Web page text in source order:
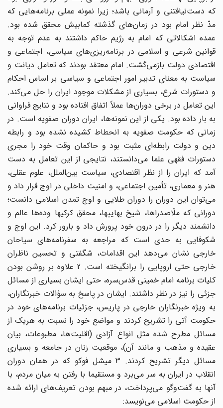
که دست‌نیافتنی و آرمانی باشد؛ زیرا نمونه عملی برنامه‌هایی که
مدّ نظر امام بود در زمان‌های گذشته کمابیش محقق شده بود.
عمده اشکالاتی که امام به رژیم حاکم داشتند به عدم توجه به
قوانین شرعی و اسلامی در برنامه‌ریزی‌های سیاسی، اجتماعی و
اقتصادی دولت بازمی‌گشت. امام معتقد بودند که تعامل دیانت و
سیاست به معنای تدبیر امور اجتماعی و سیاسی بر اساس احکام
و دستورات شرع، بسیاری از مشکلات موجود ایران را حل می‌کند.
این تعامل در برخی دوران‌ها عملاً اتفاق افتاده بود و نتایج فراوانی
به بار داده بود. یکی از این نمونه‌ها، ایران دوران صفویه است. در
زمانی که حکومت صفویه به انحطاط کشیده نشده بود و رابطه
دین و دولت رابطه‌ای مثبت بود و حاکمان وقت خود را مجری
دستورات فقهی علما می‌دانستند، نتایجی از این تعامل به دست
آمد که ایران را از نظر اقتصادی، سیاست بین‌الملل، علوم عقلی،
هنر و معماری، تأمین اجتماعی، و امنیت داخلی در اوج قرار داد و
می‌توان این دوران را دوران طلایی و اوج تمدن اسلامی دانست؛
دورانی که ملّاصدراها، شیخ بهاییها، محقق کرکیها وده‌ها عالم و
دانشمند دیگر را در درون خود پرورش داد و بارور کرد. این اوج و
شکوفایی به حدی است که مراجعه به سفرنامه‌های سیاحان
خارجی نشان می‌دهد این اقدامات، شگفتی و تحسین ناظران
خارجی حتی اروپایی را برانگیخته است. 2 علاوه بر روشن بودن
کلیات برنامه امام خمینی قدس‌سره، حتی ایشان بسیاری از مسائل
جزئی را نیز در نظر داشتند. ایشان در پاسخ به سؤالات خبرنگاران،
به ویژه خبرنگاران خارجی در پاریس، جزئیات برنامه‌های خود در
حکومت آتی را تشریح کردند و مواضع خود را نسبت به هریک از
مسائل مطرح شده مثل انواع آزادی (اقلیت‌ها، مطبوعات، بیان
عقیده و مذهب و مانند آن)، موقعیت زنان در جامعه و بسیاری
مسائل دیگر تشریح کردند. 3 میشل فوکو که در همان دوران
انقلاب در ایران به سر می‌برد و مستقیما با رفتن به میان مردم، با
آنها به گفت‌وگو می‌پرداخت، در مبهم بودن تعریف‌های ارائه شده
از حکومت اسلامی می‌نویسد: